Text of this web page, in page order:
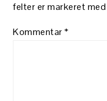
felter er markeret med
Kommentar*